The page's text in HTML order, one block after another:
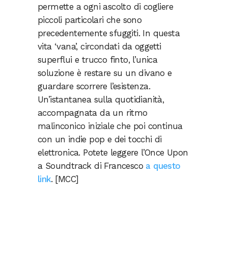
permette a ogni ascolto di cogliere
piccoli particolari che sono
precedentemente sfuggiti. In questa
vita ‘vana’, circondati da oggetti
superflui e trucco finto, l’unica
soluzione è restare su un divano e
guardare scorrere l’esistenza.
Un’istantanea sulla quotidianità,
accompagnata da un ritmo
malinconico iniziale che poi continua
con un indie pop e dei tocchi di
elettronica. Potete leggere l’Once Upon
a Soundtrack di Francesco a questo
link. [MCC]